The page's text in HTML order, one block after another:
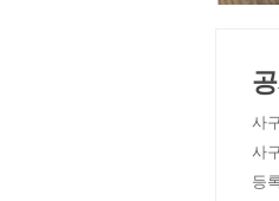
사
사
다!
등